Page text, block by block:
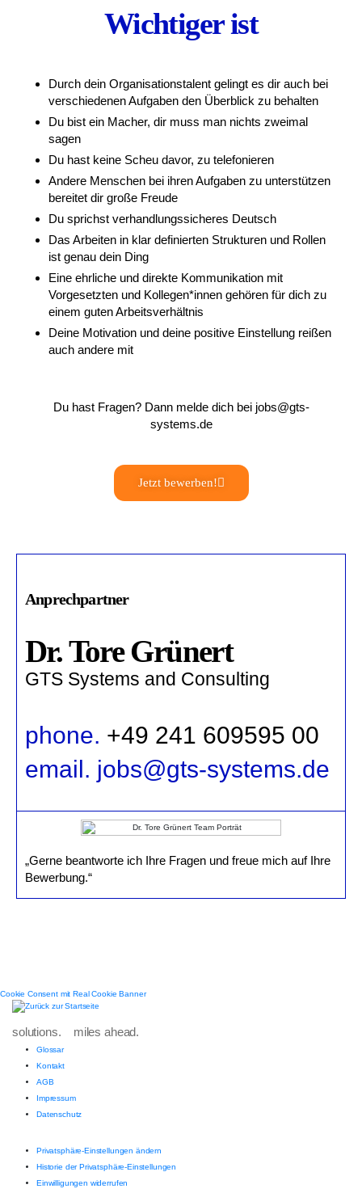
Wichtiger ist
Durch dein Organisationstalent gelingt es dir auch bei
verschiedenen Aufgaben den Überblick zu behalten
Du bist ein Macher, dir muss man nichts zweimal
sagen
Du hast keine Scheu davor, zu telefonieren
Andere Menschen bei ihren Aufgaben zu unterstützen
bereitet dir große Freude
Du sprichst verhandlungssicheres Deutsch
Das Arbeiten in klar definierten Strukturen und Rollen
ist genau dein Ding
Eine ehrliche und direkte Kommunikation mit
Vorgesetzten und Kollegen*innen gehören für dich zu
einem guten Arbeitsverhältnis
Deine Motivation und deine positive Einstellung reißen
auch andere mit
Du hast Fragen? Dann melde dich bei jobs@gts-
systems.de
Jetzt bewerben!
Anprechpartner
Dr. Tore Grünert
GTS Systems and Consulting
phone. +49 241 609595 00
email. jobs@gts-systems.de
„Gerne beantworte ich Ihre Fragen und freue mich auf Ihre
Bewerbung.“
Cookie Consent mit Real Cookie Banner
solutions. miles ahead.
Glossar
Kontakt
AGB
Impressum
Datenschutz
Privatsphäre-Einstellungen ändern
Historie der Privatsphäre-Einstellungen
Einwilligungen widerrufen